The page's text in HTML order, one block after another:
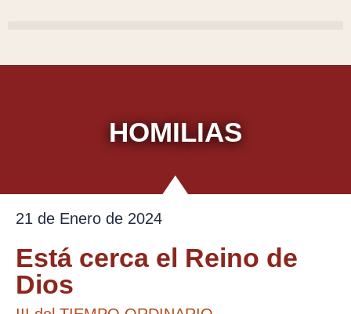
HOMILIAS
21 de Enero de 2024
Está cerca el Reino de
Dios